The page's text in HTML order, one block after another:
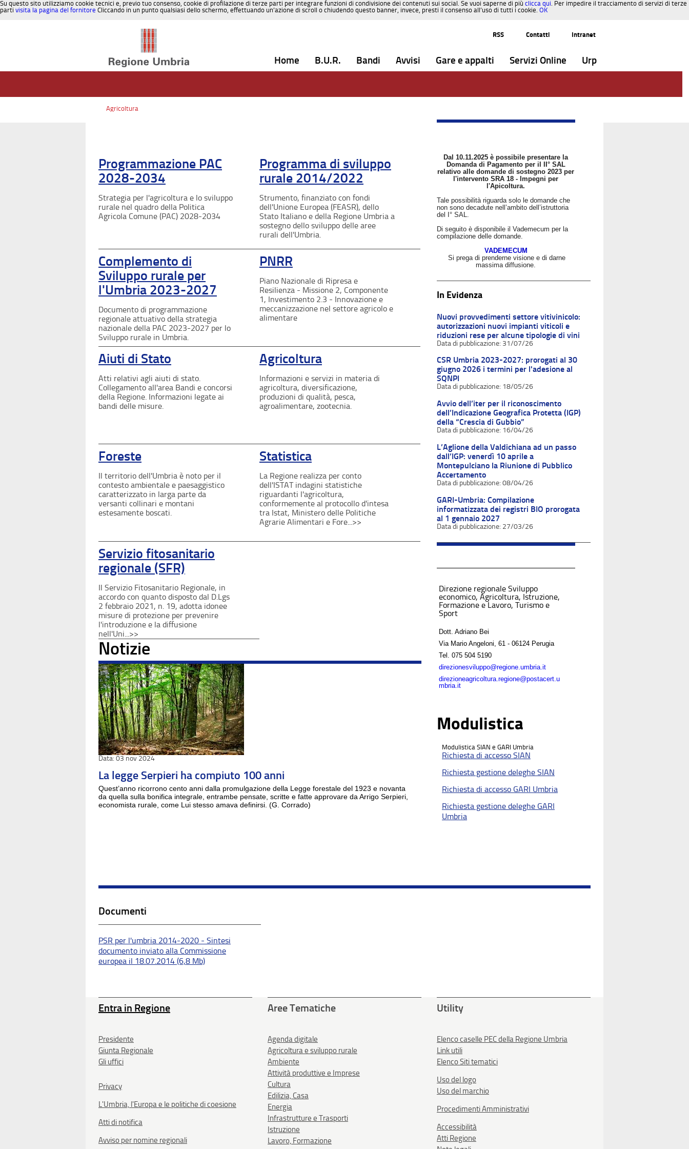
Su questo sito utilizziamo cookie tecnici e, previo tuo consenso, cookie di profilazione di terze parti per integrare funzioni di condivisione dei contenuti sui social. Se vuoi saperne di più clicca qui. Per impedire il tracciamento di servizi di terze
parti visita la pagina del fornitore Cliccando in un punto qualsiasi dello schermo, effettuando un’azione di scroll o chiudendo questo banner, invece, presti il consenso all’uso di tutti i cookie. OK
RSS
Contatti Intranet
Home B.U.R. Bandi Avvisi Gare e appalti Servizi Online Urp
Agricoltura
Programmazione PAC
2028-2034
Strategia per l'agricoltura e lo sviluppo
rurale nel quadro della Politica
Agricola Comune (PAC) 2028-2034
Programma di sviluppo
rurale 2014/2022
Strumento, finanziato con fondi
dell'Unione Europea (FEASR), dello
Stato Italiano e della Regione Umbria a
sostegno dello sviluppo delle aree
rurali dell'Umbria.
Complemento di
Sviluppo rurale per
l'Umbria 2023-2027
Documento di programmazione
regionale attuativo della strategia
nazionale della PAC 2023-2027 per lo
Sviluppo rurale in Umbria.
PNRR
Piano Nazionale di Ripresa e
Resilienza - Missione 2, Componente
1, Investimento 2.3 - Innovazione e
meccanizzazione nel settore agricolo e
alimentare
Aiuti di Stato
Atti relativi agli aiuti di stato.
Collegamento all'area Bandi e concorsi
della Regione. Informazioni legate ai
bandi delle misure.
Agricoltura
Informazioni e servizi in materia di
agricoltura, diversificazione,
produzioni di qualità, pesca,
agroalimentare, zootecnia.
Foreste
Il territorio dell'Umbria è noto per il
contesto ambientale e paesaggistico
caratterizzato in larga parte da
versanti collinari e montani
estesamente boscati.
Statistica
La Regione realizza per conto
dell'ISTAT indagini statistiche
riguardanti l'agricoltura,
conformemente al protocollo d'intesa
tra Istat, Ministero delle Politiche
Agrarie Alimentari e Fore...>>
Servizio fitosanitario
regionale (SFR)
Il Servizio Fitosanitario Regionale, in
accordo con quanto disposto dal D.Lgs
2 febbraio 2021, n. 19, adotta idonee
misure di protezione per prevenire
l'introduzione e la diffusione
nell'Uni...>>
Notizie
03 nov 2024
La legge Serpieri ha compiuto 100 anni
Quest’anno ricorrono cento anni dalla promulgazione della Legge forestale del 1923 e novanta
da quella sulla bonifica integrale, entrambe pensate, scritte e fatte approvare da Arrigo Serpieri,
economista rurale, come Lui stesso amava definirsi. (G. Corrado)
Dal 10.11.2025 è possibile presentare la
Domanda di Pagamento per il II° SAL
relativo alle domande di sostegno 2023 per
l'intervento SRA 18 - Impegni per
l'Apicoltura.
Tale possibilità riguarda solo le domande che
non sono decadute nell’ambito dell’istruttoria
del I° SAL.
Di seguito è disponibile il Vademecum per la
compilazione delle domande.
VADEMECUM
Si prega di prenderne visione e di darne
massima diffusione.
In Evidenza
Nuovi provvedimenti settore vitivinicolo:
autorizzazioni nuovi impianti viticoli e
riduzioni rese per alcune tipologie di vini
31/07/26
CSR Umbria 2023-2027: prorogati al 30
giugno 2026 i termini per l'adesione al
SQNPI
18/05/26
Avvio dell’iter per il riconoscimento
dell’Indicazione Geografica Protetta (IGP)
della “Crescia di Gubbio”
16/04/26
L’Aglione della Valdichiana ad un passo
dall’IGP: venerdì 10 aprile a
Montepulciano la Riunione di Pubblico
Accertamento
08/04/26
GARI-Umbria: Compilazione
informatizzata dei registri BIO prorogata
al 1 gennaio 2027
27/03/26
Direzione regionale Sviluppo
economico, Agricoltura, Istruzione,
Formazione e Lavoro, Turismo e
Sport
Dott. Adriano Bei
Via Mario Angeloni, 61 - 06124 Perugia
Tel. 075 504 5190
direzionesviluppo@regione.umbria.it
direzioneagricoltura.regione@postacert.u
mbria.it
Modulistica
Modulistica SIAN e GARI Umbria
Richiesta di accesso SIAN
Richiesta gestione deleghe SIAN
Richiesta di accesso GARI Umbria
Richiesta gestione deleghe GARI
Umbria
Documenti
PSR per l'umbria 2014-2020 - Sintesi
documento inviato alla Commissione
europea il 18.07.2014 (6,8 Mb)
Entra in Regione
Presidente
Giunta Regionale
Gli uffici
Privacy
L'Umbria, l'Europa e le politiche di coesione
Atti di notifica
Avviso per nomine regionali
Aree Tematiche
Agenda digitale
Agricoltura e sviluppo rurale
Ambiente
Attività produttive e Imprese
Cultura
Edilizia, Casa
Energia
Infrastrutture e Trasporti
Istruzione
Lavoro, Formazione
Utility
Elenco caselle PEC della Regione Umbria
Link utili
Elenco Siti tematici
Uso del logo
Uso del marchio
Procedimenti Amministrativi
Accessibilità
Atti Regione